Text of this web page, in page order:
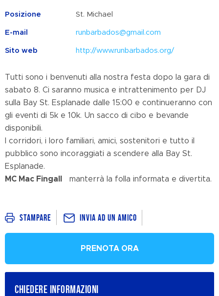
Posizione St. Michael
E-mail runbarbados@gmail.com
Sito web http://www.runbarbados.org/
Tutti sono i benvenuti alla nostra festa dopo la gara di
sabato 8. Ci saranno musica e intrattenimento per DJ
sulla Bay St. Esplanade dalle 15:00 e continueranno con
gli eventi di 5k e 10k. Un sacco di cibo e bevande
disponibili.
I corridori, i loro familiari, amici, sostenitori e tutto il
pubblico sono incoraggiati a scendere alla Bay St.
Esplanade.
MC Mac Fingall
manterrà la folla informata e divertita.
Stampare Invia ad un amico
PRENOTA ORA
CHIEDERE INFORMAZIONI